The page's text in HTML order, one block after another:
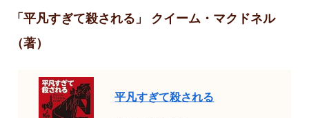
「平凡すぎて殺される」 クイーム・マクドネル
（著）
平凡すぎて殺される